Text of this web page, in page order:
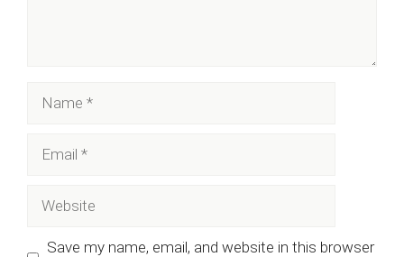
Save my name, email, and website in this browser